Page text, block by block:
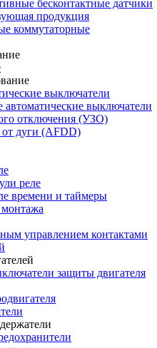
бесконтактные датчики
продукция
коммутаторные
выключатели
выключатели
отключения (УЗО)
от дуги (AFDD)
реле
времени и таймеры
монтажа
управлением контактами
защиты двигателя